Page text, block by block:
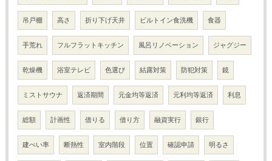
吊戸棚 高さ 折り下げ天井 ビルトイン食洗機 食器
手荒れ フルフラットキッチン 風呂リノベーション ジャグジー
乾燥機 浴室テレビ 色選び 結露対策 防犯対策 鏡
ミストサウナ 返済期間 元金均等返済 元利均等返済 利息
総額 計画性 借りる 借り方 融資実行 銀行
建ぺい率 断熱性 室内階段 位置 確認申請 明るさ